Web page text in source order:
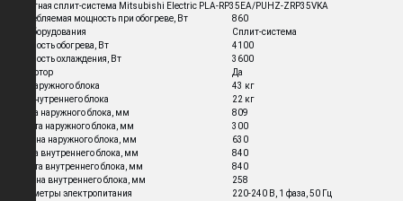
Кассетная сплит-система Mitsubishi Electric PLA-RP35EA/PUHZ-ZRP35VKA
Потребляемая мощность при обогреве, Вт
860
Тип оборудования
Сплит-система
Мощность обогрева, Вт
4100
Мощность охлаждения, Вт
3600
Инвертор
Да
Вес наружного блока
43 кг
Вес внутреннего блока
22 кг
Длина наружного блока, мм
809
Высота наружного блока, мм
300
Ширина наружного блока, мм
630
Длина внутреннего блока, мм
840
Высота внутреннего блока, мм
840
Ширина внутреннего блока, мм
258
Параметры электропитания
220-240 В, 1 фаза, 50 Гц